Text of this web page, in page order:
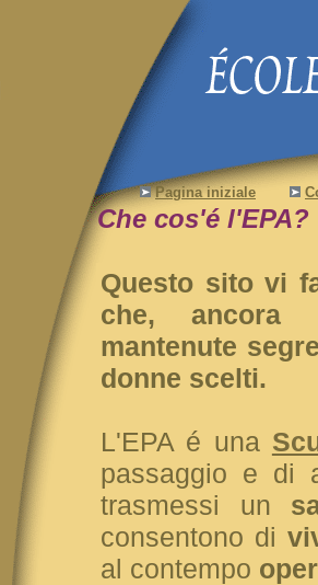
Pagina iniziale
Che cos'é l'EPA?
Questo sito vi
che, ancora
mantenute
donne scelti.
L'EPA é una
passaggio e di
trasmessi un
consentono di
al contempo